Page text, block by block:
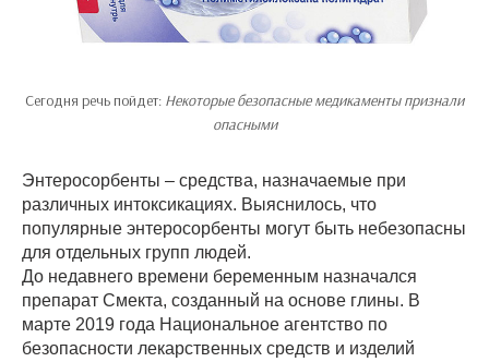
Сегодня речь пойдет: Некоторые безопасные медикаменты признали
опасными
Энтеросорбенты – средства, назначаемые при
различных интоксикациях. Выяснилось, что
популярные энтеросорбенты могут быть небезопасны
для отдельных групп людей.
До недавнего времени беременным назначался
препарат Смекта, созданный на основе глины. В
марте 2019 года Национальное агентство по
безопасности лекарственных средств и изделий